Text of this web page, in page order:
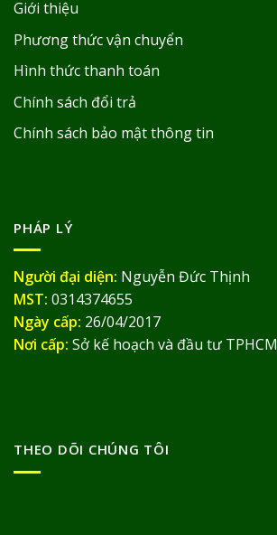
Giới thiệu
Phương thức vận chuyển
Hình thức thanh toán
Chính sách đổi trả
Chính sách bảo mật thông tin
PHÁP LÝ
Người đại diện: Nguyễn Đức Thịnh
MST: 0314374655
Ngày cấp: 26/04/2017
Nơi cấp: Sở kế hoạch và đầu tư TPHCM
THEO DÕI CHÚNG TÔI